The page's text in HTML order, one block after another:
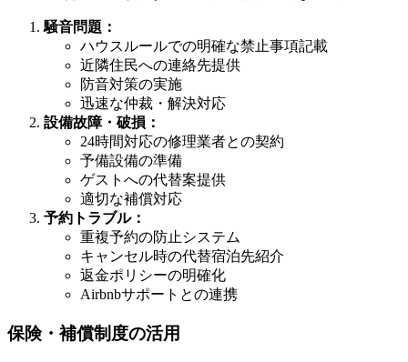
騒音問題：
ハウスルールでの明確な禁止事項記載
近隣住民への連絡先提供
防音対策の実施
迅速な仲裁・解決対応
設備故障・破損：
24時間対応の修理業者との契約
予備設備の準備
ゲストへの代替案提供
適切な補償対応
予約トラブル：
重複予約の防止システム
キャンセル時の代替宿泊先紹介
返金ポリシーの明確化
Airbnbサポートとの連携
保険・補償制度の活用